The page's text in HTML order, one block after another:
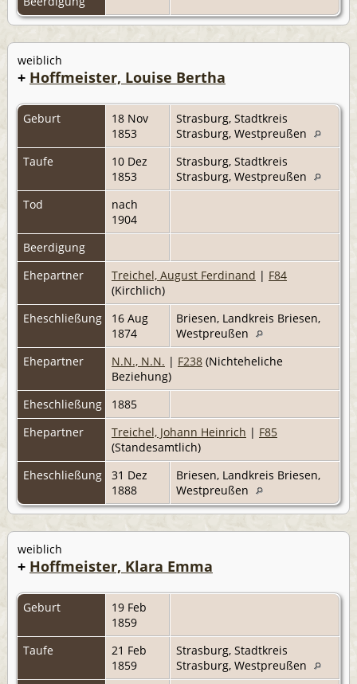
weiblich
+ Hoffmeister, Louise Bertha
Geburt
18 Nov
1853
Strasburg, Stadtkreis
Strasburg, Westpreußen
Taufe
10 Dez
1853
Strasburg, Stadtkreis
Strasburg, Westpreußen
Tod
nach
1904
Beerdigung
Ehepartner
Treichel, August Ferdinand | F84
(Kirchlich)
Eheschließung
16 Aug
1874
Briesen, Landkreis Briesen,
Westpreußen
Ehepartner
N.N., N.N. | F238 (Nichteheliche
Beziehung)
Eheschließung
1885
Ehepartner
Treichel, Johann Heinrich | F85
(Standesamtlich)
Eheschließung
31 Dez
1888
Briesen, Landkreis Briesen,
Westpreußen
weiblich
+ Hoffmeister, Klara Emma
Geburt
19 Feb
1859
Taufe
21 Feb
1859
Strasburg, Stadtkreis
Strasburg, Westpreußen